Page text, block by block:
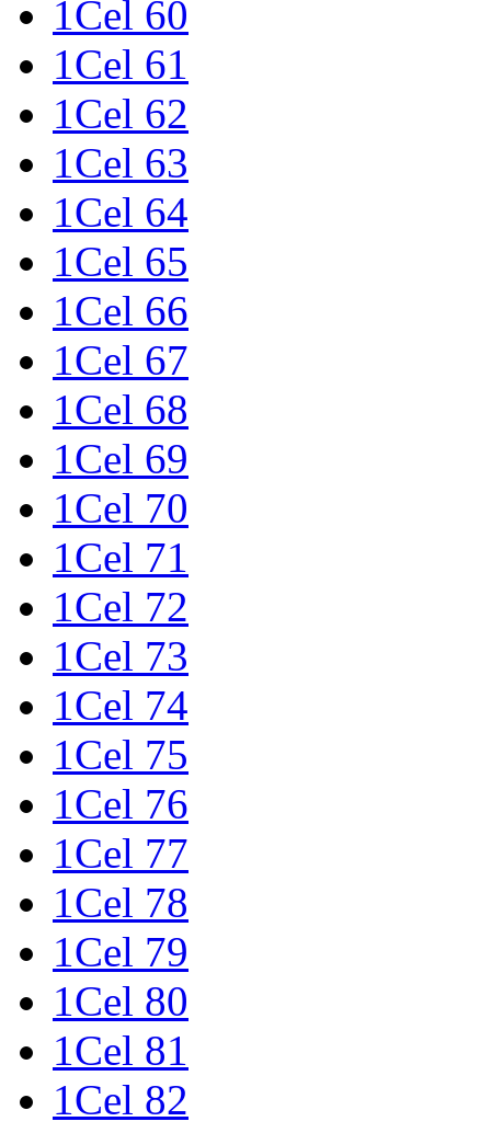
1Cel 60
1Cel 61
1Cel 62
1Cel 63
1Cel 64
1Cel 65
1Cel 66
1Cel 67
1Cel 68
1Cel 69
1Cel 70
1Cel 71
1Cel 72
1Cel 73
1Cel 74
1Cel 75
1Cel 76
1Cel 77
1Cel 78
1Cel 79
1Cel 80
1Cel 81
1Cel 82